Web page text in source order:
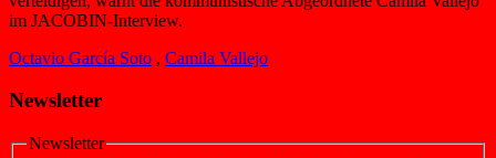
im JACOBIN-Interview.
Octavio García Soto , Camila Vallejo
Newsletter
Newsletter